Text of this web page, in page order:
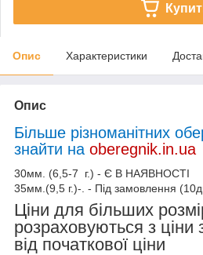
Опис Характеристики
Опис
Більше різноманітних
знайти на oberegnik.in.ua
30мм. (6,5-7 г.) - Є В НАЯВНОСТІ
35мм.(9,5 г.)-. - Під замовлення
Ціни для більших
розраховуються з ціни
від початкової ціни